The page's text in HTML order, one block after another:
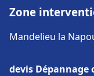
Zone
Mandelieu la
devis